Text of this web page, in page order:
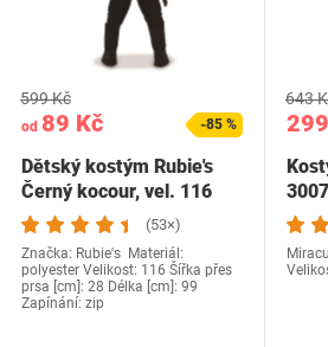
od 89 Kč
599 Kč
-85 %
Dětský kostým Rubie's
Černý kocour, vel. 116
(53×)
Značka: Rubie's Materiál:
polyester Velikost: 116 Šířka přes
prsa [cm]: 28 Délka [cm]: 99
Zapínání: zip
643